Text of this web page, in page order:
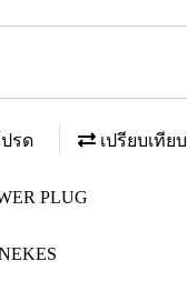
รด เปรียบเทียบ
PLUG